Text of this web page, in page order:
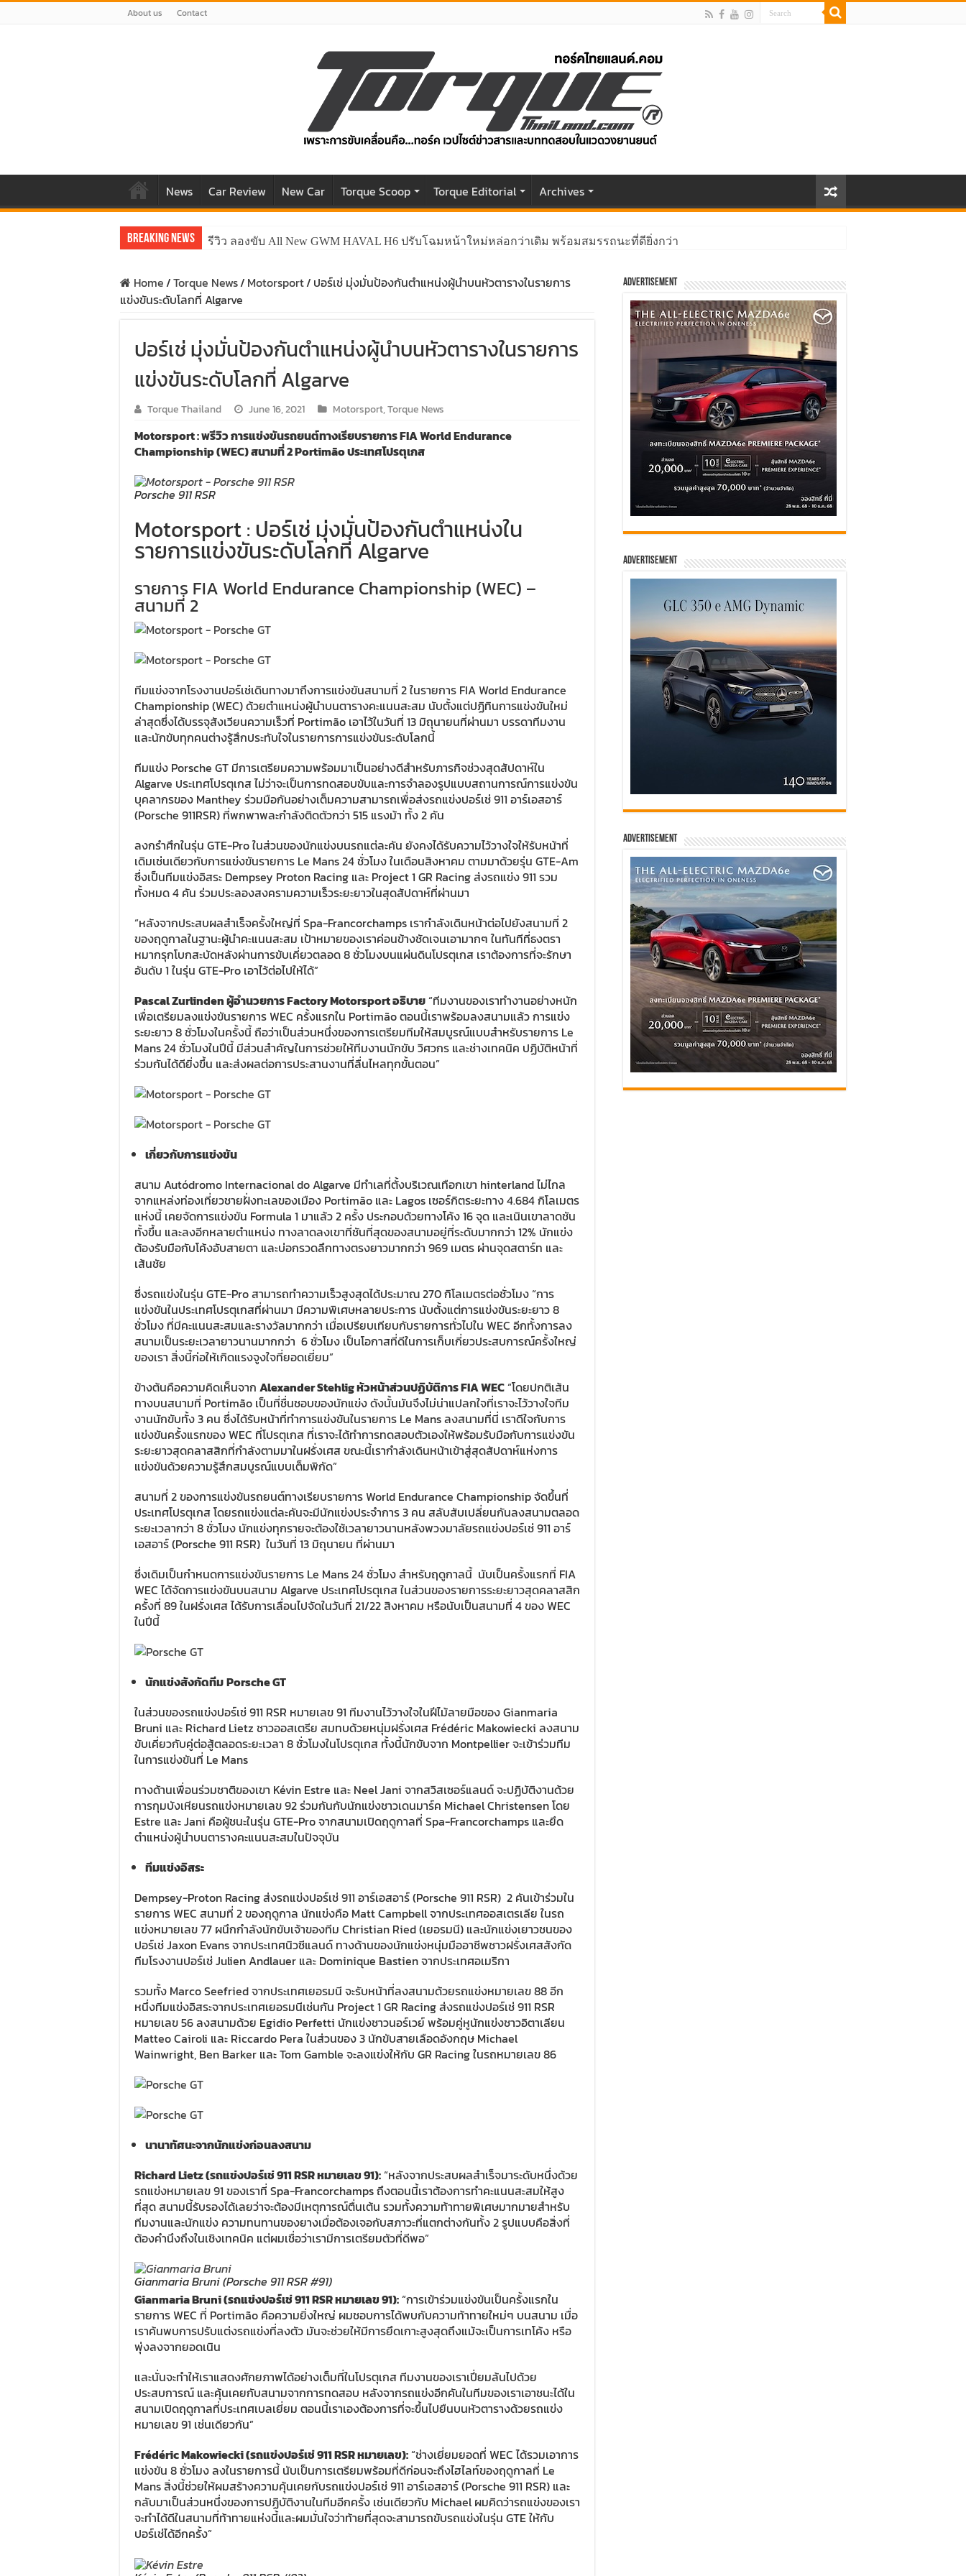
About us Contact
News Car Review New Car Torque Scoop Torque Editorial Archives
Breaking News รีวิว ลองขับ All New GWM HAVAL H6 ปรับโฉมหน้าใหม่หล่อกว่าเดิม พร้อมสมรรถนะที่ดียิ่งกว่า
Home/Torque News/ Motorsport/ ปอร์เช่ มุ่งมั่นป้องกันตำแหน่งผู้นำบนหัวตารางในรายการ
แข่งขันระดับโลกที่ Algarve
ปอร์เช่ มุ่งมั่นป้องกันตำแหน่งผู้นำบนหัวตารางในรายการ
แข่งขันระดับโลกที่ Algarve
Torque Thailand June 16, 2021 Motorsport,Torque News
Motorsport : พรีวิว การแข่งขันรถยนต์ทางเรียบรายการ FIA World Endurance
Championship (WEC) สนามที่ 2 Portimão ประเทศโปรตุเกส
Porsche 911 RSR
Motorsport : ปอร์เช่ มุ่งมั่นป้องกันตำแหน่งใน
รายการแข่งขันระดับโลกที่ Algarve
รายการ FIA World Endurance Championship (WEC) –
สนามที่ 2
ทีมแข่งจากโรงงานปอร์เช่เดินทางมาถึงการแข่งขันสนามที่ 2 ในรายการ FIA World Endurance
Championship (WEC) ด้วยตำแหน่งผู้นำบนตารางคะแนนสะสม นับตั้งแต่ปฏิทินการแข่งขันใหม่
ล่าสุดซึ่งได้บรรจุสังเวียนความเร็วที่ Portimão เอาไว้ในวันที่ 13 มิถุนายนที่ผ่านมา บรรดาทีมงาน
และนักขับทุกคนต่างรู้สึกประทับใจในรายการการแข่งขันระดับโลกนี้
ทีมแข่ง Porsche GT มีการเตรียมความพร้อมมาเป็นอย่างดีสำหรับภารกิจช่วงสุดสัปดาห์ใน
Algarve ประเทศโปรตุเกส ไม่ว่าจะเป็นการทดสอบขับและการจำลองรูปแบบสถานการณ์การแข่งขัน
บุคลากรของ Manthey ร่วมมือกันอย่างเต็มความสามารถเพื่อส่งรถแข่งปอร์เช่ 911 อาร์เอสอาร์
(Porsche 911RSR) ที่พกพาพละกำลังติดตัวกว่า 515 แรงม้า ทั้ง 2 คัน
ลงกรำศึกในรุ่น GTE-Pro ในส่วนของนักแข่งบนรถแต่ละคัน ยังคงได้รับความไว้วางใจให้รับหน้าที่
เดิมเช่นเดียวกับการแข่งขันรายการ Le Mans 24 ชั่วโมง ในเดือนสิงหาคม ตามมาด้วยรุ่น GTE-Am
ซึ่งเป็นทีมแข่งอิสระ Dempsey Proton Racing และ Project 1 GR Racing ส่งรถแข่ง 911 รวม
ทั้งหมด 4 คัน ร่วมประลองสงครามความเร็วระยะยาวในสุดสัปดาห์ที่ผ่านมา
“หลังจากประสบผลสำเร็จครั้งใหญ่ที่ Spa-Francorchamps เรากำลังเดินหน้าต่อไปยังสนามที่ 2
ของฤดูกาลในฐานะผู้นำคะแนนสะสม เป้าหมายของเราค่อนข้างชัดเจนเอามากๆ ในทันทีที่ธงตรา
หมากรุกโบกสะบัดหลังผ่านการขับเคี่ยวตลอด 8 ชั่วโมงบนแผ่นดินโปรตุเกส เราต้องการที่จะรักษา
อันดับ 1 ในรุ่น GTE-Pro เอาไว้ต่อไปให้ได้”
Pascal Zurlinden ผู้อำนวยการ Factory Motorsport อธิบาย“ทีมงานของเราทำงานอย่างหนัก
เพื่อเตรียมลงแข่งขันรายการ WEC ครั้งแรกใน Portimão ตอนนี้เราพร้อมลงสนามแล้ว การแข่ง
ระยะยาว 8 ชั่วโมงในครั้งนี้ ถือว่าเป็นส่วนหนึ่งของการเตรียมทีมให้สมบูรณ์แบบสำหรับรายการ Le
Mans 24 ชั่วโมงในปีนี้ มีส่วนสำคัญในการช่วยให้ทีมงานนักขับ วิศวกร และช่างเทคนิค ปฏิบัติหน้าที่
ร่วมกันได้ดียิ่งขึ้น และส่งผลต่อการประสานงานที่ลื่นไหลทุกขั้นตอน”
เกี่ยวกับการแข่งขัน
สนาม Autódromo Internacional do Algarve มีทำเลที่ตั้งบริเวณเทือกเขา hinterland ไม่ไกล
จากแหล่งท่องเที่ยวชายฝั่งทะเลของเมือง Portimão และ Lagos เซอร์กิตระยะทาง 4.684 กิโลเมตร
แห่งนี้ เคยจัดการแข่งขัน Formula 1 มาแล้ว 2 ครั้ง ประกอบด้วยทางโค้ง 16 จุด และเนินเขาลาดชัน
ทั้งขึ้น และลงอีกหลายตำแหน่ง ทางลาดลงเขาที่ชันที่สุดของสนามอยู่ที่ระดับมากกว่า 12% นักแข่ง
ต้องรับมือกับโค้งอับสายตา และบ่อกรวดลึกทางตรงยาวมากกว่า 969 เมตร ผ่านจุดสตาร์ท และ
เส้นชัย
ซึ่งรถแข่งในรุ่น GTE-Pro สามารถทำความเร็วสูงสุดได้ประมาณ 270 กิโลเมตรต่อชั่วโมง “การ
แข่งขันในประเทศโปรตุเกสที่ผ่านมา มีความพิเศษหลายประการ นับตั้งแต่การแข่งขันระยะยาว 8
ชั่วโมง ที่มีคะแนนสะสมและรางวัลมากกว่า เมื่อเปรียบเทียบกับรายการทั่วไปใน WEC อีกทั้งการลง
สนามเป็นระยะเวลายาวนานมากกว่า 6 ชั่วโมง เป็นโอกาสที่ดีในการเก็บเกี่ยวประสบการณ์ครั้งใหญ่
ของเรา สิ่งนี้ก่อให้เกิดแรงจูงใจที่ยอดเยี่ยม”
ข้างต้นคือความคิดเห็นจาก Alexander Stehlig หัวหน้าส่วนปฏิบัติการ FIA WEC“โดยปกติเส้น
ทางบนสนามที่ Portimão เป็นที่ชื่นชอบของนักแข่ง ดังนั้นมันจึงไม่น่าแปลกใจที่เราจะไว้วางใจทีม
งานนักขับทั้ง 3 คน ซึ่งได้รับหน้าที่ทำการแข่งขันในรายการ Le Mans ลงสนามที่นี่ เราดีใจกับการ
แข่งขันครั้งแรกของ WEC ที่โปรตุเกส ที่เราจะได้ทำการทดสอบตัวเองให้พร้อมรับมือกับการแข่งขัน
ระยะยาวสุดคลาสสิกที่กำลังตามมาในฝรั่งเศส ขณะนี้เรากำลังเดินหน้าเข้าสู่สุดสัปดาห์แห่งการ
แข่งขันด้วยความรู้สึกสมบูรณ์แบบเต็มพิกัด”
สนามที่ 2 ของการแข่งขันรถยนต์ทางเรียบรายการ World Endurance Championship จัดขึ้นที่
ประเทศโปรตุเกส โดยรถแข่งแต่ละคันจะมีนักแข่งประจำการ 3 คน สลับสับเปลี่ยนกันลงสนามตลอด
ระยะเวลากว่า 8 ชั่วโมง นักแข่งทุกรายจะต้องใช้เวลายาวนานหลังพวงมาลัยรถแข่งปอร์เช่ 911 อาร์
เอสอาร์ (Porsche 911 RSR) ในวันที่ 13 มิถุนายน ที่ผ่านมา
ซึ่งเดิมเป็นกำหนดการแข่งขันรายการ Le Mans 24 ชั่วโมง สำหรับฤดูกาลนี้ นับเป็นครั้งแรกที่ FIA
WEC ได้จัดการแข่งขันบนสนาม Algarve ประเทศโปรตุเกส ในส่วนของรายการระยะยาวสุดคลาสสิก
ครั้งที่ 89 ในฝรั่งเศส ได้รับการเลื่อนไปจัดในวันที่ 21/22 สิงหาคม หรือนับเป็นสนามที่ 4 ของ WEC
ในปีนี้
นักแข่งสังกัดทีมPorsche GT
ในส่วนของรถแข่งปอร์เช่ 911 RSR หมายเลข 91 ทีมงานไว้วางใจในฝีไม้ลายมือของ Gianmaria
Bruni และ Richard Lietz ชาวออสเตรีย สมทบด้วยหนุ่มฝรั่งเศส Frédéric Makowiecki ลงสนาม
ขับเคี่ยวกับคู่ต่อสู้ตลอดระยะเวลา 8 ชั่วโมงในโปรตุเกส ทั้งนี้นักขับจาก Montpellier จะเข้าร่วมทีม
ในการแข่งขันที่ Le Mans
ทางด้านเพื่อนร่วมชาติของเขา Kévin Estre และ Neel Jani จากสวิสเซอร์แลนด์ จะปฏิบัติงานด้วย
การกุมบังเหียนรถแข่งหมายเลข 92 ร่วมกันกับนักแข่งชาวเดนมาร์ค Michael Christensen โดย
Estre และ Jani คือผู้ชนะในรุ่น GTE-Pro จากสนามเปิดฤดูกาลที่ Spa-Francorchamps และยึด
ตำแหน่งผู้นำบนตารางคะแนนสะสมในปัจจุบัน
ทีมแข่งอิสระ
Dempsey-Proton Racing ส่งรถแข่งปอร์เช่ 911 อาร์เอสอาร์ (Porsche 911 RSR) 2 คันเข้าร่วมใน
รายการ WEC สนามที่ 2 ของฤดูกาล นักแข่งคือ Matt Campbell จากประเทศออสเตรเลีย ในรถ
แข่งหมายเลข 77 ผนึกกำลังนักขับเจ้าของทีม Christian Ried (เยอรมนี) และนักแข่งเยาวชนของ
ปอร์เช่ Jaxon Evans จากประเทศนิวซีแลนด์ ทางด้านของนักแข่งหนุ่มมืออาชีพชาวฝรั่งเศสสังกัด
ทีมโรงงานปอร์เช่ Julien Andlauer และ Dominique Bastien จากประเทศอเมริกา
รวมทั้ง Marco Seefried จากประเทศเยอรมนี จะรับหน้าที่ลงสนามด้วยรถแข่งหมายเลข 88 อีก
หนึ่งทีมแข่งอิสระจากประเทศเยอรมนีเช่นกัน Project 1 GR Racing ส่งรถแข่งปอร์เช่ 911 RSR
หมายเลข 56 ลงสนามด้วย Egidio Perfetti นักแข่งชาวนอร์เวย์ พร้อมคู่หูนักแข่งชาวอิตาเลียน
Matteo Cairoli และ Riccardo Pera ในส่วนของ 3 นักขับสายเลือดอังกฤษ Michael
Wainwright, Ben Barker และ Tom Gamble จะลงแข่งให้กับ GR Racing ในรถหมายเลข 86
นานาทัศนะจากนักแข่งก่อนลงสนาม
Richard Lietz (รถแข่งปอร์เช่911 RSRหมายเลข91):“หลังจากประสบผลสำเร็จมาระดับหนึ่งด้วย
รถแข่งหมายเลข 91 ของเราที่ Spa-Francorchamps ถึงตอนนี้เราต้องการทำคะแนนสะสมให้สูง
ที่สุด สนามนี้รับรองได้เลยว่าจะต้องมีเหตุการณ์ตื่นเต้น รวมทั้งความท้าทายพิเศษมากมายสำหรับ
ทีมงานและนักแข่ง ความทนทานของยางเมื่อต้องเจอกับสภาวะที่แตกต่างกันทั้ง 2 รูปแบบคือสิ่งที่
ต้องคำนึงถึงในเชิงเทคนิค แต่ผมเชื่อว่าเรามีการเตรียมตัวที่ดีพอ”
Gianmaria Bruni (Porsche 911 RSR #91)
Gianmaria Bruni (รถแข่งปอร์เช่911 RSRหมายเลข91):“การเข้าร่วมแข่งขันเป็นครั้งแรกใน
รายการ WEC ที่ Portimão คือความยิ่งใหญ่ ผมชอบการได้พบกับความท้าทายใหม่ๆ บนสนาม เมื่อ
เราค้นพบการปรับแต่งรถแข่งที่ลงตัว มันจะช่วยให้มีการยึดเกาะสูงสุดถึงแม้จะเป็นการเทโค้ง หรือ
พุ่งลงจากยอดเนิน
และนั่นจะทำให้เราแสดงศักยภาพได้อย่างเต็มที่ในโปรตุเกส ทีมงานของเราเปี่ยมล้นไปด้วย
ประสบการณ์ และคุ้นเคยกับสนามจากการทดสอบ หลังจากรถแข่งอีกคันในทีมของเราเอาชนะได้ใน
สนามเปิดฤดูกาลที่ประเทศเบลเยี่ยม ตอนนี้เราเองต้องการที่จะขึ้นไปยืนบนหัวตารางด้วยรถแข่ง
หมายเลข 91 เช่นเดียวกัน”
Frédéric Makowiecki (รถแข่งปอร์เช่911 RSRหมายเลข):“ช่างเยี่ยมยอดที่ WEC ได้รวมเอาการ
แข่งขัน 8 ชั่วโมง ลงในรายการนี้ นับเป็นการเตรียมพร้อมที่ดีก่อนจะถึงไฮไลท์ของฤดูกาลที่ Le
Mans สิ่งนี้ช่วยให้ผมสร้างความคุ้นเคยกับรถแข่งปอร์เช่ 911 อาร์เอสอาร์ (Porsche 911 RSR) และ
กลับมาเป็นส่วนหนึ่งของการปฏิบัติงานในทีมอีกครั้ง เช่นเดียวกับ Michael ผมคิดว่ารถแข่งของเรา
จะทำได้ดีในสนามที่ท้าทายแห่งนี้และผมมั่นใจว่าท้ายที่สุดจะสามารถขับรถแข่งในรุ่น GTE ให้กับ
ปอร์เช่ได้อีกครั้ง”
Advertisement
Advertisement
Advertisement